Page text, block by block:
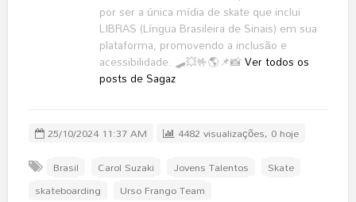
por ser a única mídia de skate que inclui
LIBRAS (Língua Brasileira de Sinais) em sua
plataforma, promovendo a inclusão e
acessibilidade. 🛹💥🤟🌎📌📸Ver todos os
posts de Sagaz
25/10/2024 11:37 AM
4482 visualizações, 0 hoje
Brasil
Carol Suzaki Jovens Talentos
Skate
skateboarding
Urso Frango Team